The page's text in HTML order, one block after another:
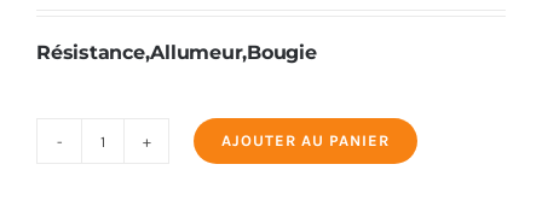
Résistance,Allumeur,Bougie
AJOUTER AU PANIER